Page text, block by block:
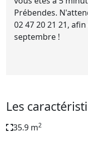
Prébendes.
02 47 20 21 21,
septembre !
Les
35.9 m2